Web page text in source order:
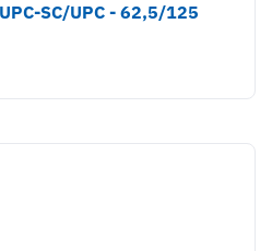
SC/UPC - 62,5/125